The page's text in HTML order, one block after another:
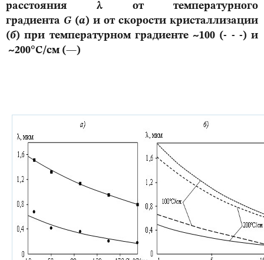
расстояния λ от температурного
градиента G (а) и от скорости кристаллизации
(б) при температурном градиенте ~100 (- - -) и
~200°С/см (—)